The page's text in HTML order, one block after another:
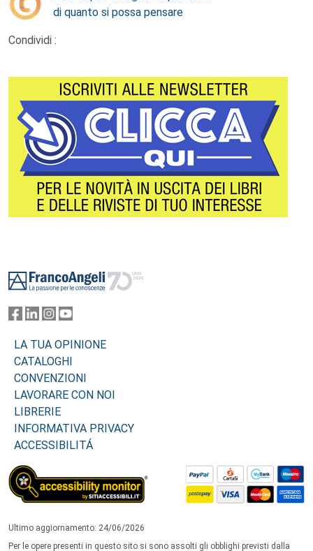
di quanto si possa pensare
Condividi :
LA TUA OPINIONE
CATALOGHI
CONVENZIONI
LAVORARE CON NOI
LIBRERIE
INFORMATIVA PRIVACY
ACCESSIBILITÁ
Ultimo aggiornamento: 24/06/2026
Per le opere presenti in questo sito si sono assolti gli obblighi previsti dalla